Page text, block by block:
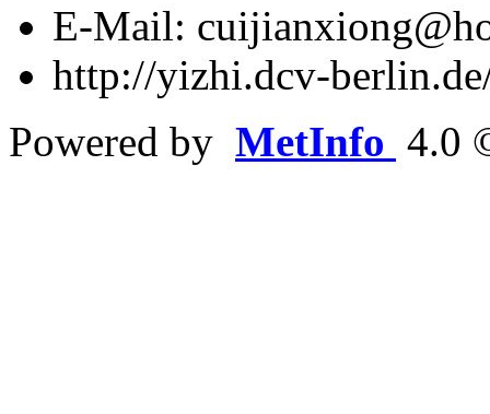
E-Mail:
http://yizhi.dcv-
Powered by MetInfo 4.0